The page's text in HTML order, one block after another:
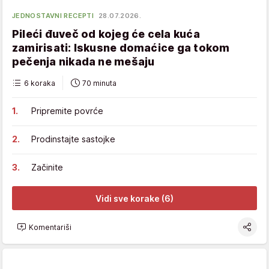
JEDNOSTAVNI RECEPTI 28.07.2026.
Pileći đuveč od kojeg će cela kuća
zamirisati: Iskusne domaćice ga tokom
pečenja nikada ne mešaju
6 koraka 70 minuta
Pripremite povrće
Prodinstajte sastojke
Začinite
Vidi sve korake (6)
Komentariši